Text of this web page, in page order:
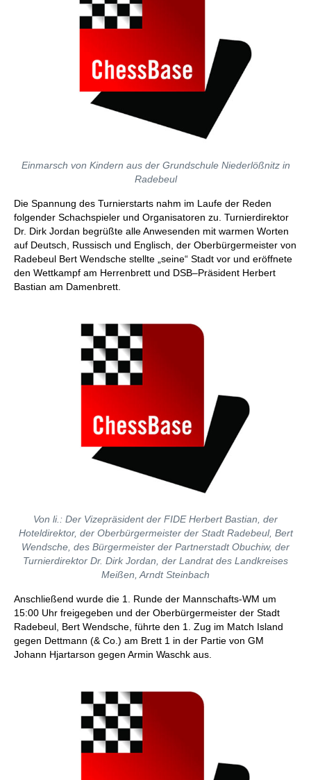
Einmarsch von Kindern aus der Grundschule Niederlößnitz in
Radebeul
Die Spannung des Turnierstarts nahm im Laufe der Reden
folgender Schachspieler und Organisatoren zu. Turnierdirektor
Dr. Dirk Jordan begrüßte alle Anwesenden mit warmen Worten
auf Deutsch, Russisch und Englisch, der Oberbürgermeister von
Radebeul Bert Wendsche stellte „seine“ Stadt vor und eröffnete
den Wettkampf am Herrenbrett und DSB–Präsident Herbert
Bastian am Damenbrett.
Von li.: Der Vizepräsident der FIDE Herbert Bastian, der
Hoteldirektor, der Oberbürgermeister der Stadt Radebeul, Bert
Wendsche, des Bürgermeister der Partnerstadt Obuchiw, der
Turnierdirektor Dr. Dirk Jordan, der Landrat des Landkreises
Meißen, Arndt Steinbach
Anschließend wurde die 1. Runde der Mannschafts-WM um
15:00 Uhr freigegeben und der Oberbürgermeister der Stadt
Radebeul, Bert Wendsche, führte den 1. Zug im Match Island
gegen Dettmann (& Co.) am Brett 1 in der Partie von GM
Johann Hjartarson gegen Armin Waschk aus.